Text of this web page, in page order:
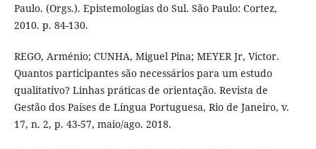
Paulo. (Orgs.). Epistemologias do Sul. São Paulo: Cortez,
2010. p. 84-130.
REGO, Arménio; CUNHA, Miguel Pina; MEYER Jr, Victor.
Quantos participantes são necessários para um estudo
qualitativo? Linhas práticas de orientação. Revista de
Gestão dos Países de Língua Portuguesa, Rio de Janeiro, v.
17, n. 2, p. 43-57, maio/ago. 2018.